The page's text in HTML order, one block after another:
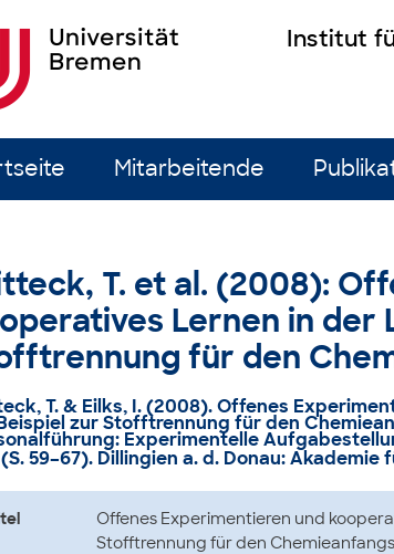
Institut
Mitarbeitende
T. et al. (2008):
Lernen in der
für den
T. & Eilks, I. (2008). Offenes
zur Stofftrennung für den
Experimentelle
59–67). Dillingien a. d. Donau:
Offenes Experimentieren und
Stofftrennung für den